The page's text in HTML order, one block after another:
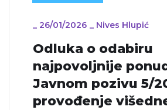
_ 26/01/2026 _ Nives Hlupić
Odluka o odabiru
najpovoljnije
Javnom pozivu 5/
provođenje